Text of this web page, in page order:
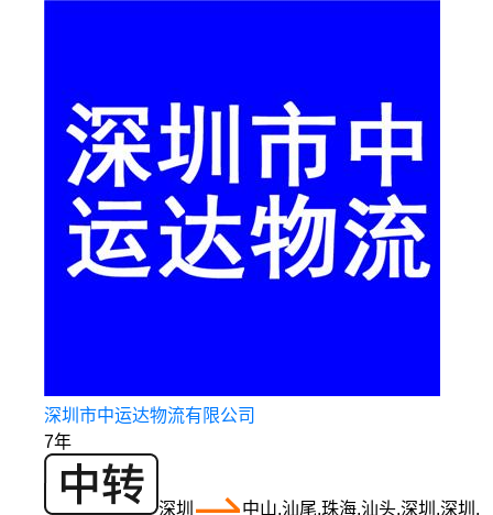
深圳市中运达物流有限公司
7年
深圳
中山,汕尾,珠海,汕头,深圳,深圳,